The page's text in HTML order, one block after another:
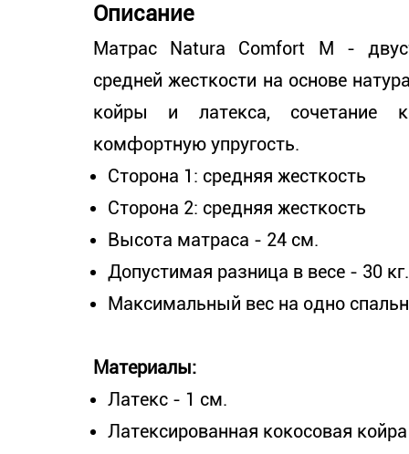
Описание
Матрас Natura Comfort М -
средней жесткости на основе
койры и латекса, сочетание
комфортную упругость.
Сторона 1: средняя жесткость
Сторона 2: средняя жесткость
Высота матраса - 24 см.
Допустимая разница в весе - 30 кг.
Максимальный вес на одно
Материалы:
Латекс - 1 см.
Латексированная кокосовая